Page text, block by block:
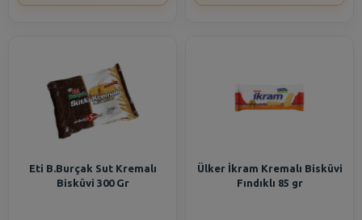
Eti B.Burçak Sut Kremalı
Bisküvi 300 Gr
Ülker İkram Kremalı Bisküvi
Fındıklı 85 gr